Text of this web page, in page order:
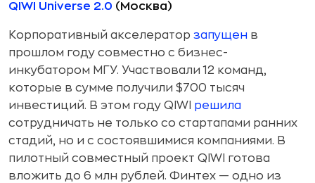
QIWI Universe 2.0 (Москва)
Корпоративный акселератор запущен в
прошлом году совместно с бизнес-
инкубатором МГУ. Участвовали 12 команд,
которые в сумме получили $700 тысяч
инвестиций. В этом году QIWI решила
сотрудничать не только со стартапами ранних
стадий, но и с состоявшимися компаниями. В
пилотный совместный проект QIWI готова
вложить до 6 млн рублей. Финтех — одно из